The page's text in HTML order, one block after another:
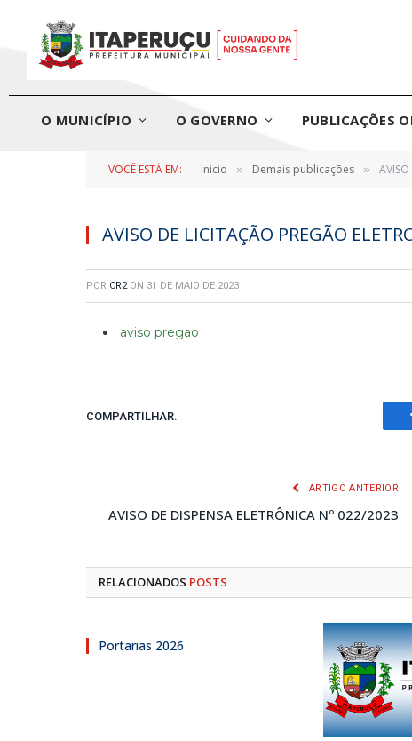
O MUNICÍPIO O GOVERNO PUBLICAÇÕES
VOCÊ ESTÁ EM: Inicio » Demais publicações »
AVISO DE LICITAÇÃO PREGÃO
POR CR2 ON 31 DE MAIO DE 2023
aviso pregao
COMPARTILHAR.
ARTIGO ANTERIOR
AVISO DE DISPENSA ELETRÔNICA Nº 022/2023
RELACIONADOS POSTS
Portarias 2026